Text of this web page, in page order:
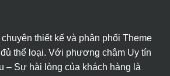
thiết kế và phân phối Theme
thể loại. Với phương châm Uy tín
– Sự hài lòng của khách hàng là